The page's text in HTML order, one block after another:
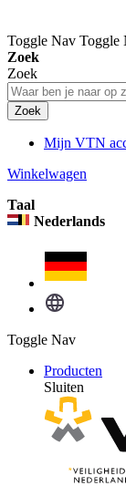
Toggle Nav Toggle
Zoek
Zoek
Zoek
Mijn VTN
Winkelwagen
Taal
Nederlands
Toggle Nav
Producten
Sluiten